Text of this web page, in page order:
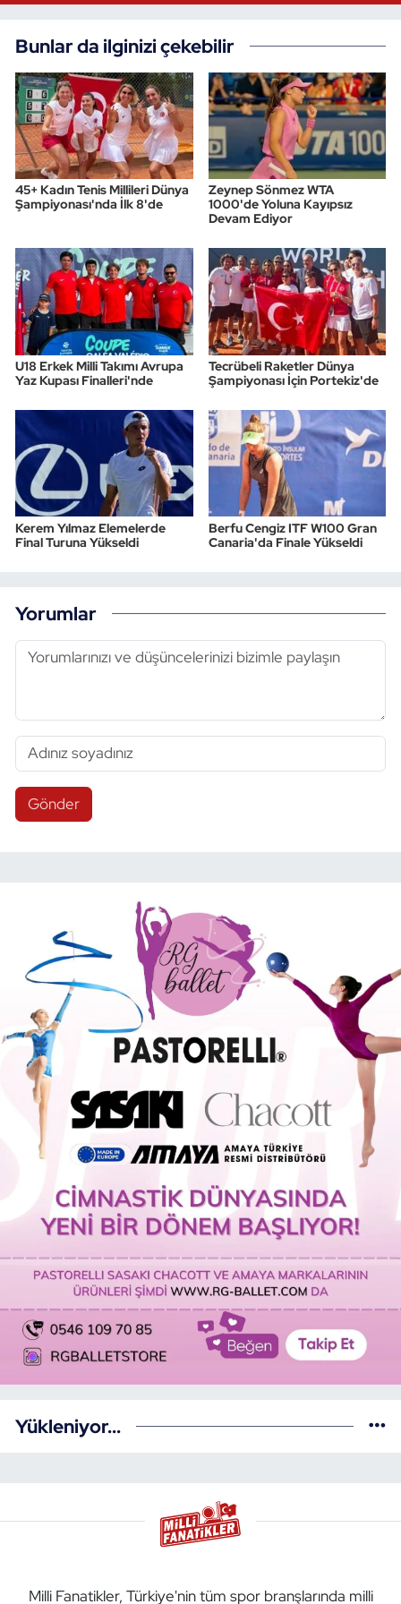
Bunlar da ilginizi çekebilir
45+ Kadın Tenis Millileri Dünya
Şampiyonası'nda İlk 8'de
Zeynep Sönmez WTA
1000'de Yoluna Kayıpsız
Devam Ediyor
U18 Erkek Milli Takımı Avrupa
Yaz Kupası Finalleri'nde
Tecrübeli Raketler Dünya
Şampiyonası İçin Portekiz'de
Kerem Yılmaz Elemelerde
Final Turuna Yükseldi
Berfu Cengiz ITF W100 Gran
Canaria'da Finale Yükseldi
Yorumlar
Gönder
Yükleniyor...
Milli Fanatikler, Türkiye'nin tüm spor branşlarında milli
Triatlon
Voleybol
Vücut Geliştirme Fitness
Wushu Kungfu
Yüzme